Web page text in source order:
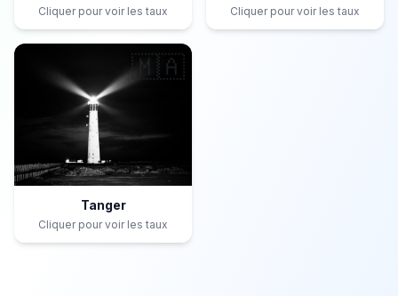
Cliquer pour voir les taux Cliquer pour voir les taux
🇲🇦
Tanger
Cliquer pour voir les taux